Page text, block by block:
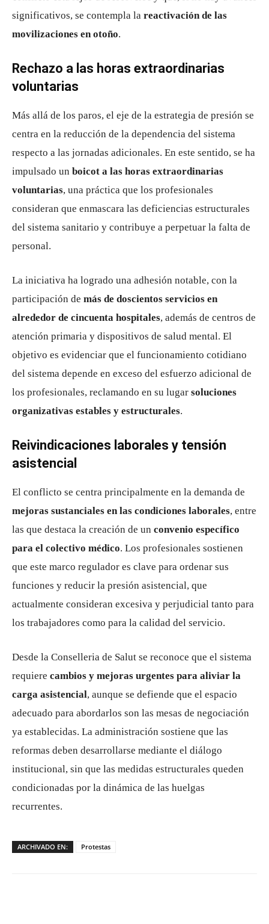
significativos, se contempla la reactivación de las
movilizaciones en otoño.
Rechazo a las horas extraordinarias
voluntarias
Más allá de los paros, el eje de la estrategia de presión se
centra en la reducción de la dependencia del sistema
respecto a las jornadas adicionales. En este sentido, se ha
impulsado un boicot a las horas extraordinarias
voluntarias, una práctica que los profesionales
consideran que enmascara las deficiencias estructurales
del sistema sanitario y contribuye a perpetuar la falta de
personal.
La iniciativa ha logrado una adhesión notable, con la
participación de más de doscientos servicios en
alrededor de cincuenta hospitales, además de centros de
atención primaria y dispositivos de salud mental. El
objetivo es evidenciar que el funcionamiento cotidiano
del sistema depende en exceso del esfuerzo adicional de
los profesionales, reclamando en su lugar soluciones
organizativas estables y estructurales.
Reivindicaciones laborales y tensión
asistencial
El conflicto se centra principalmente en la demanda de
mejoras sustanciales en las condiciones laborales, entre
las que destaca la creación de un convenio específico
para el colectivo médico. Los profesionales sostienen
que este marco regulador es clave para ordenar sus
funciones y reducir la presión asistencial, que
actualmente consideran excesiva y perjudicial tanto para
los trabajadores como para la calidad del servicio.
Desde la Conselleria de Salut se reconoce que el sistema
requiere cambios y mejoras urgentes para aliviar la
carga asistencial, aunque se defiende que el espacio
adecuado para abordarlos son las mesas de negociación
ya establecidas. La administración sostiene que las
reformas deben desarrollarse mediante el diálogo
institucional, sin que las medidas estructurales queden
condicionadas por la dinámica de las huelgas
recurrentes.
ARCHIVADO EN: Protestas